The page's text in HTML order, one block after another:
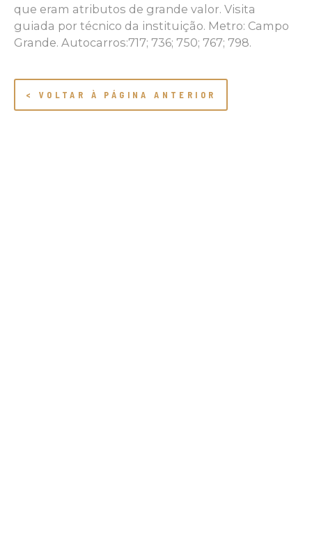
que eram atributos de grande valor. Visita
guiada por técnico da instituição. Metro: Campo
Grande. Autocarros:717; 736; 750; 767; 798.
< VOLTAR À PÁGINA ANTERIOR